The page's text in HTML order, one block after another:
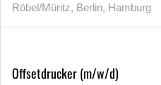
Röbel/Müritz, Berlin, Hamburg
Offsetdrucker (m/w/d)